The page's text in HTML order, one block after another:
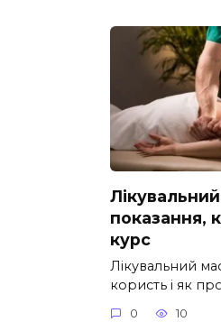
показання,
курс
Лікувальний
користь і як
0 10